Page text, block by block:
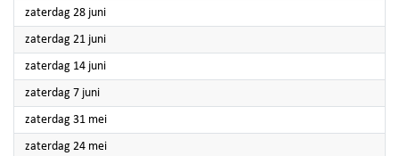
zaterdag 28 juni2025
zaterdag 21 juni2025
zaterdag 14 juni2025
zaterdag 7 juni2025
zaterdag 31 mei2025
zaterdag 24 mei2025